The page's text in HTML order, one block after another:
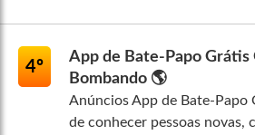
4º
App de Bate-Papo Grátis
Bombando 🌎
Anúncios App de Bate-Papo
de conhecer pessoas novas,